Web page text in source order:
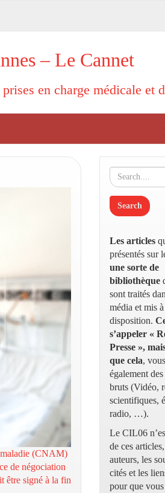
– Le Cannet
en charge médicale et
maladie (CNAM)
de négociation
être signé à la fin
Les articles
présentés sur
une sorte de
bibliothèque
sont traités
média et mis
disposition.
s’appeler «
Presse »,
que cela,
également
bruts (Vidéo,
scientifiques,
radio, …).
Le CIL06
de ces
auteurs, les
cités et les
pour que